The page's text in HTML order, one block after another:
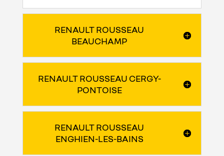
RENAULT ROUSSEAU
BEAUCHAMP
RENAULT ROUSSEAU CERGY-
PONTOISE
RENAULT ROUSSEAU
ENGHIEN-LES-BAINS